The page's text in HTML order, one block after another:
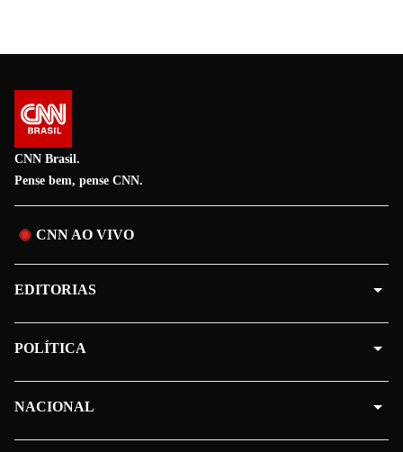
CNN Brasil.
Pense bem, pense CNN.
CNN AO VIVO
EDITORIAS
POLÍTICA
NACIONAL